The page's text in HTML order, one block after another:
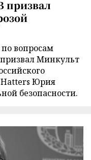
призвал
вопросам
Минкульт
Hatters Юрия
безопасности.